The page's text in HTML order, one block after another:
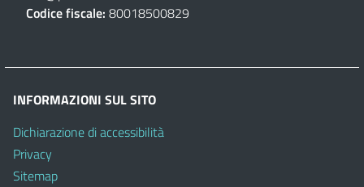
Codice fiscale: 80018500829
INFORMAZIONI SUL SITO
Dichiarazione di accessibilità
Privacy
Sitemap